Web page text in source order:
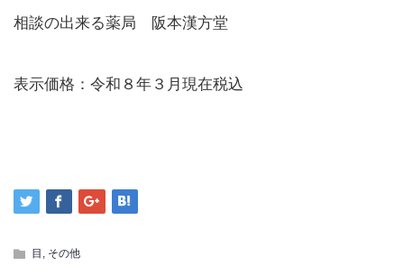
相談の出来る薬局 阪本漢方堂
表示価格：令和８年３月現在税込
目 その他